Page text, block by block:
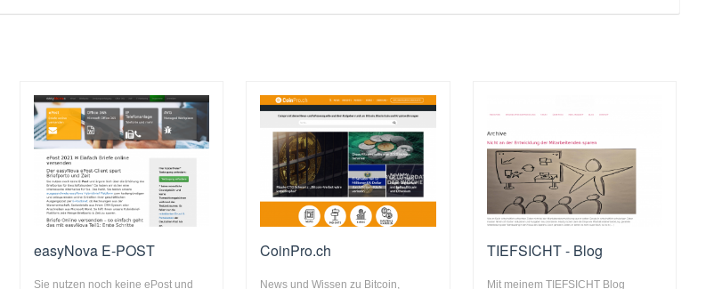
easyNova E-POST
Sie nutzen noch keine ePost und
CoinPro.ch
News und Wissen zu Bitcoin,
TIEFSICHT - Blog
Mit meinem TIEFSICHT Blog